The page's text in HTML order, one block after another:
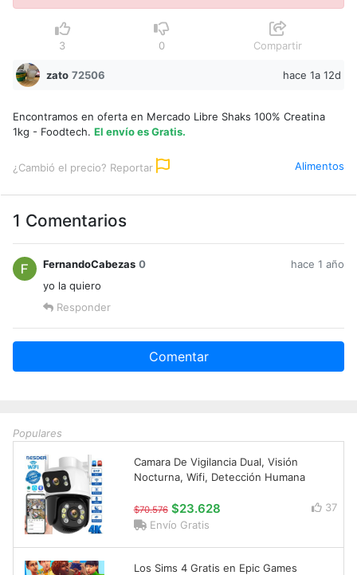
3 0 Compartir
zato 72506 hace 1a 12d
Encontramos en oferta en Mercado Libre Shaks 100% Creatina
1kg - Foodtech. El envío es Gratis.
¿Cambió el precio? Reportar Alimentos
1 Comentarios
FernandoCabezas 0
hace 1 año
yo la quiero
Responder
Comentar
Populares
Camara De Vigilancia Dual, Visión
Nocturna, Wifi, Detección Humana
$70.576 $23.628
37
Envío Gratis
Los Sims 4 Gratis en Epic Games